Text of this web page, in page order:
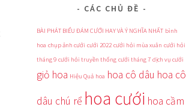
CÁC CHỦ ĐỀ
BÀI PHÁT BIỂU ĐÁM CƯỚI HAY VÀ Ý NGHĨA NHẤT bình
hoa chụp ảnh cưới cưới 2022 cưới hỏi mùa xuân cưới hỏi
tháng 9 cưới hỏi truyền thống cưới tháng 7 dịch vụ cưới
giỏ hoa Hiệu Quả hoa hoa cô dâu hoa cô
dâu chú rể hoa cưới hoa cầm